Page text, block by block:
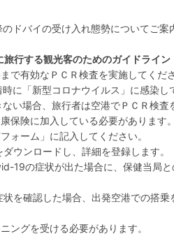
ドバイの受け入れ態勢についてご案
行する観光客のためのガイドライン
で有効なＰＣＲ検査を実施してくだ
に「新型コロナウイルス」に感染
い場合、旅行者は空港でＰＣＲ検査
保険に加入している必要があります
ォーム」に記入してください。
ウンロードし、詳細を登録します。
19の症状が出た場合に、保健当局
を確認した場合、出発空港での搭
ングを受ける必要があります。